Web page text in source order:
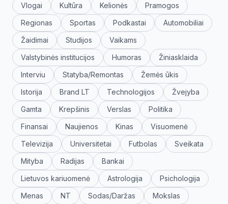
Vlogai Kultūra Kelionės
Pramogos
Regionas
Sportas Podkastai
Automobiliai
Žaidimai
Studijos
Vaikams
Valstybinės institucijos
Humoras
Žiniasklaida
Interviu
Statyba/Remontas
Žemės ūkis
Istorija
Brand LT Technologijos
Žvejyba
Gamta
Krepšinis Verslas
Politika
Finansai
Naujienos Kinas
Visuomenė
Televizija
Universitetai Futbolas
Sveikata
Mityba
Radijas
Bankai
Lietuvos kariuomenė
Astrologija
Psichologija
Menas
NT Sodas/Daržas Mokslas